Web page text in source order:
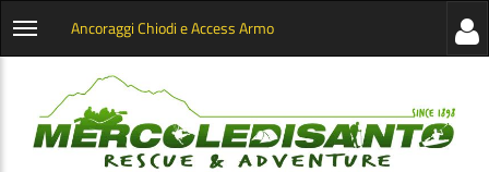
Apri
categorie
Ancoraggi Chiodi e Access Armo